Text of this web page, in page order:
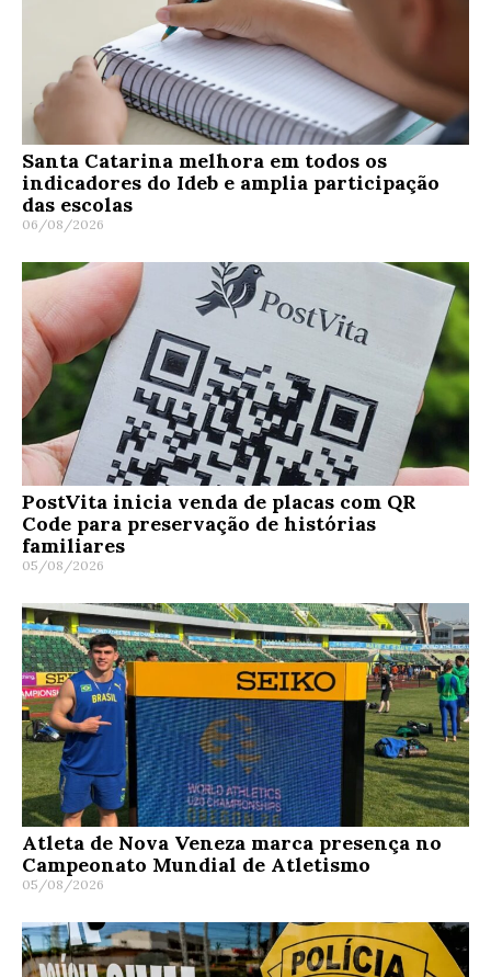
Santa Catarina melhora em todos os
indicadores do Ideb e amplia participação
das escolas
06/08/2026
PostVita inicia venda de placas com QR
Code para preservação de histórias
familiares
05/08/2026
Atleta de Nova Veneza marca presença no
Campeonato Mundial de Atletismo
05/08/2026